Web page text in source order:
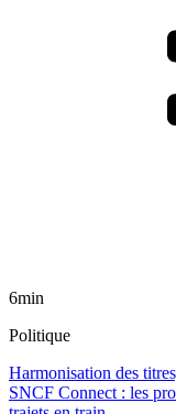
6min
Politique
Harmonisation des
SNCF Connect : les